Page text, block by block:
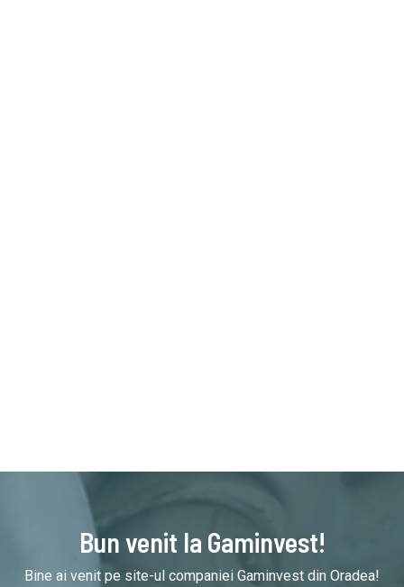
Bun venit la Gaminvest!
Bine ai venit pe site-ul companiei Gaminvest din Oradea!